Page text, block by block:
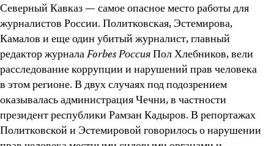
Северный Кавказ — самое опасное место работы для
журналистов России. Политковская, Эстемирова,
Камалов и еще один убитый журналист, главный
редактор журналаForbesРоссияПол Хлебников, вели
расследование коррупции и нарушений прав человека
в этом регионе. В двух случаях под подозрением
оказывалась администрация Чечни, в частности
президент республики Рамзан Кадыров. В репортажах
Политковской и Эстемировой говорилось о нарушении